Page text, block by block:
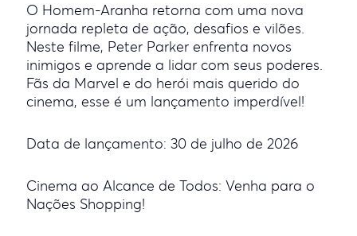
O Homem-Aranha retorna com uma nova
jornada repleta de ação, desafios e vilões.
Neste filme, Peter Parker enfrenta novos
inimigos e aprende a lidar com seus poderes.
Fãs da Marvel e do herói mais querido do
cinema, esse é um lançamento imperdível!
Data de lançamento: 30 de julho de 2026
Cinema ao Alcance de Todos: Venha para o
Nações Shopping!